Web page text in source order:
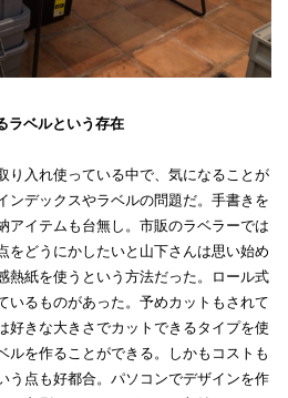
ラベルという存在
り入れ使っている中で、気になることが
ンデックスやラベルの問題だ。手書きを
アイテムも台無し。市販のラベラーでは
をどうにかしたいと山下さんは思い始め
熱紙を使うという方法だった。ロール式
いるものがあった。予めカットもされて
好きな大きさでカットできるタイプを使
ルを作ることができる。しかもコストも
う点も好都合。パソコンでデザインを作